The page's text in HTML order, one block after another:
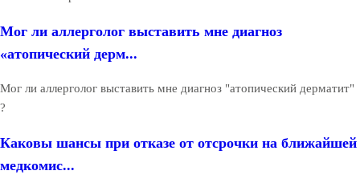
Мог ли аллерголог выставить мне диагноз
«атопический дерм...
Мог ли аллерголог выставить мне диагноз "атопический дерматит"
?
Каковы шансы при отказе от отсрочки на ближайшей
медкомис...